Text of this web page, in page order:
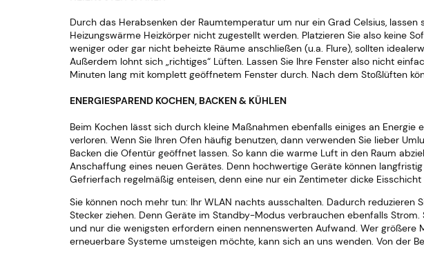
Durch das Herabsenken der Raumtemperatur um nur ein Grad Celsius,
Heizungswärme Heizkörper nicht zugestellt werden. Platzieren Sie also keine
weniger oder gar nicht beheizte Räume anschließen (u.a. Flure), sollten
Außerdem lohnt sich „richtiges“ Lüften. Lassen Sie Ihre Fenster also nicht
Minuten lang mit komplett geöffnetem Fenster durch. Nach dem Stoßlüften
ENERGIESPAREND KOCHEN, BACKEN & KÜHLEN
Beim Kochen lässt sich durch kleine Maßnahmen ebenfalls einiges an
verloren. Wenn Sie Ihren Ofen häufig benutzen, dann verwenden Sie lieber
Backen die Ofentür geöffnet lassen. So kann die warme Luft in den Raum
Anschaffung eines neuen Gerätes. Denn hochwertige Geräte können
Gefrierfach regelmäßig enteisen, denn eine nur ein Zentimeter dicke
Sie können noch mehr tun: Ihr WLAN nachts ausschalten. Dadurch
Stecker ziehen. Denn Geräte im Standby-Modus verbrauchen ebenfalls
und nur die wenigsten erfordern einen nennenswerten Aufwand. Wer
erneuerbare Systeme umsteigen möchte, kann sich an uns wenden. Von der